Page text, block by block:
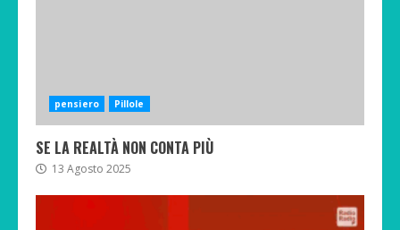
pensiero Pillole
SE LA REALTÀ NON CONTA PIÙ
13 Agosto 2025